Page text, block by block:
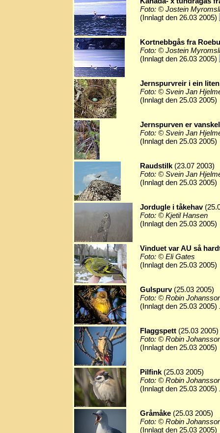
Foto: © Jostein
(Innlagt den 26.03 2005)
Kortnebbgås fra
Foto: © Jostein
(Innlagt den 26.03 2005)
Jernspurvreir i ein
Foto: © Svein Jan
(Innlagt den 25.03 2005)
Jernspurven er
Foto: © Svein Jan
(Innlagt den 25.03 2005)
Raudstilk (23.07 2003)
Foto: © Svein Jan
(Innlagt den 25.03 2005)
Jordugle i tåkehav
Foto: © Kjetil Hansen
(Innlagt den 25.03 2005)
Vinduet var AU så
Foto: © Eli Gates
(Innlagt den 25.03 2005)
Gulspurv(25.03 2005)
Foto: © Robin
(Innlagt den 25.03 2005)
Flaggspett (25.03 2005)
Foto: © Robin
(Innlagt den 25.03 2005)
Pilfink (25.03 2005)
Foto: © Robin
(Innlagt den 25.03 2005)
Gråmåke (25.03 2005)
Foto: © Robin
(Innlagt den 25.03 2005)